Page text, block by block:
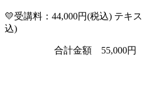
💛​受講料： 44,000円(税込) テキ
込)
合計金額 55,000円